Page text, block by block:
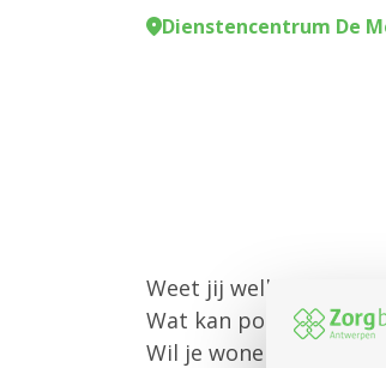
Dienstencentrum De
Weet jij welke
Wat kan poetshulp of
Wil je wonen in een